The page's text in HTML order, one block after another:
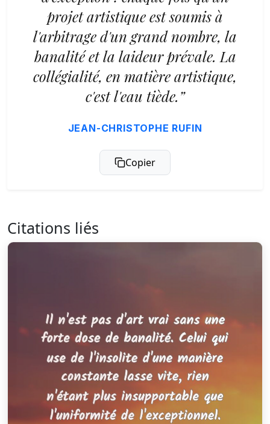
projet artistique est soumis à
l'arbitrage d'un grand nombre, la
banalité et la laideur prévale. La
collégialité, en matière artistique,
c'est l'eau tiède.”
JEAN-CHRISTOPHE RUFIN
Copier
Citations liés